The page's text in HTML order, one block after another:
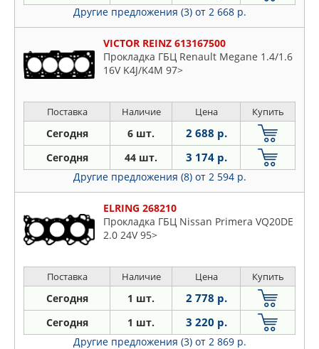
Другие предложения (3) от 2 668 р.
VICTOR REINZ 613167500
Прокладка ГБЦ Renault Megane 1.4/1.6
16V K4J/K4M 97>
Поставка Наличие Цена Купить
Сегодня 6 шт. 2 688 р.
Сегодня 44 шт. 3 174 р.
Другие предложения (8) от 2 594 р.
ELRING 268210
Прокладка ГБЦ Nissan Primera VQ20DE
2.0 24V 95>
Поставка Наличие Цена Купить
Сегодня 1 шт. 2 778 р.
Сегодня 1 шт. 3 220 р.
Другие предложения (3) от 2 869 р.